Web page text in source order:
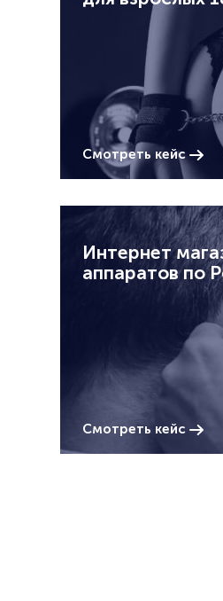
Смотреть кейс
Интернет
аппаратов по
Смотреть кейс